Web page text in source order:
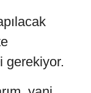
gerekiyor.